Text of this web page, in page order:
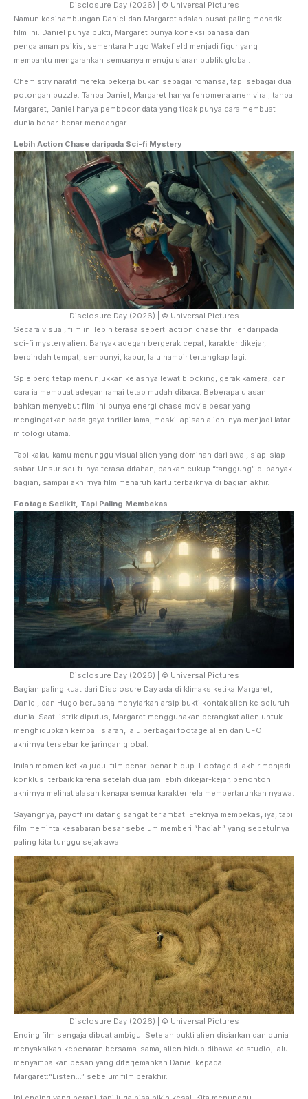
Disclosure Day (2026) | © Universal Pictures
Namun kesinambungan Daniel dan Margaret adalah pusat paling menarik
film ini. Daniel punya bukti, Margaret punya koneksi bahasa dan
pengalaman psikis, sementara Hugo Wakefield menjadi figur yang
membantu mengarahkan semuanya menuju siaran publik global.
Chemistry naratif mereka bekerja bukan sebagai romansa, tapi sebagai dua
potongan puzzle. Tanpa Daniel, Margaret hanya fenomena aneh viral; tanpa
Margaret, Daniel hanya pembocor data yang tidak punya cara membuat
dunia benar-benar mendengar.
Lebih Action Chase daripada Sci-fi Mystery
Disclosure Day (2026) | © Universal Pictures
Secara visual, film ini lebih terasa seperti action chase thriller daripada
sci-fi mystery alien. Banyak adegan bergerak cepat, karakter dikejar,
berpindah tempat, sembunyi, kabur, lalu hampir tertangkap lagi.
Spielberg tetap menunjukkan kelasnya lewat blocking, gerak kamera, dan
cara ia membuat adegan ramai tetap mudah dibaca. Beberapa ulasan
bahkan menyebut film ini punya energi chase movie besar yang
mengingatkan pada gaya thriller lama, meski lapisan alien-nya menjadi latar
mitologi utama.
Tapi kalau kamu menunggu visual alien yang dominan dari awal, siap-siap
sabar. Unsur sci-fi-nya terasa ditahan, bahkan cukup “tanggung” di banyak
bagian, sampai akhirnya film menaruh kartu terbaiknya di bagian akhir.
Footage Sedikit, Tapi Paling Membekas
Disclosure Day (2026) | © Universal Pictures
Bagian paling kuat dari Disclosure Day ada di klimaks ketika Margaret,
Daniel, dan Hugo berusaha menyiarkan arsip bukti kontak alien ke seluruh
dunia. Saat listrik diputus, Margaret menggunakan perangkat alien untuk
menghidupkan kembali siaran, lalu berbagai footage alien dan UFO
akhirnya tersebar ke jaringan global.
Inilah momen ketika judul film benar-benar hidup. Footage di akhir menjadi
konklusi terbaik karena setelah dua jam lebih dikejar-kejar, penonton
akhirnya melihat alasan kenapa semua karakter rela mempertaruhkan nyawa.
Sayangnya, payoff ini datang sangat terlambat. Efeknya membekas, iya, tapi
film meminta kesabaran besar sebelum memberi “hadiah” yang sebetulnya
paling kita tunggu sejak awal.
Disclosure Day (2026) | © Universal Pictures
Ending film sengaja dibuat ambigu. Setelah bukti alien disiarkan dan dunia
menyaksikan kebenaran bersama-sama, alien hidup dibawa ke studio, lalu
menyampaikan pesan yang diterjemahkan Daniel kepada
Margaret:“Listen…” sebelum film berakhir.